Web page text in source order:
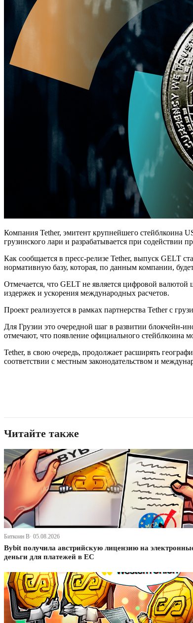
Компания Tether, эмитент крупнейшего стейблкоина
грузинского лари и разрабатывается при содействии
Как сообщается в пресс-релизе Tether, выпуск GELT
нормативную базу, которая, по данным компании,
Отмечается, что GELT не является цифровой валютой
издержек и ускорения международных расчетов.
Проект реализуется в рамках партнерства Tether с
Для Грузии это очередной шаг в развитии блокчейн-
отмечают, что появление официального стейблкоина
Tether, в свою очередь, продолжает расширять
соответствии с местным законодательством и
Читайте также
Биткоин В· 05.08.2026
Bybit получила австрийскую лицензию на
деньги для платежей в ЕС